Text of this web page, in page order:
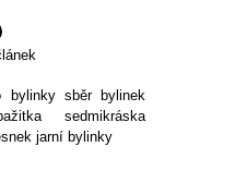
bylinky sběr bylinek
sedmikráska
jarní bylinky